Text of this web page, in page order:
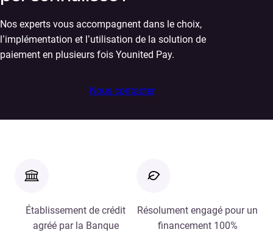
Nos experts vous accompagnent dans le choix,
l’implémentation et l’utilisation de la solution de
paiement en plusieurs fois Younited Pay.
Nous contacter
Établissement de crédit
agréé par la Banque
Résolument engagé pour un
financement 100%